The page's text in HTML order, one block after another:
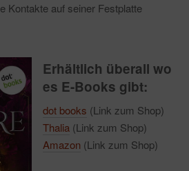
Kontakte auf seiner Festplatte
Erhältlich überall wo
es E-Books gibt:
dot books (Link zum Shop)
Thalia (Link zum Shop)
Amazon (Link zum Shop)